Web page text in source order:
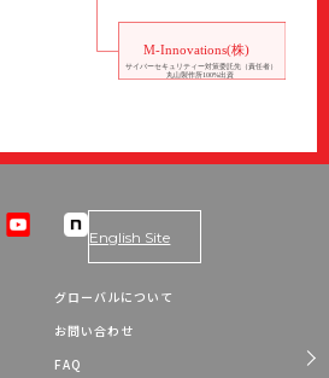
English Site
グローバルについて
お問い合わせ
FAQ